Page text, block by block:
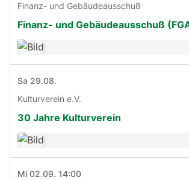
Finanz- und Gebäudeausschuß
Finanz- und Gebäudeausschuß
Sa 29.08.
Kulturverein e.V.
30 Jahre Kulturverein
Mi 02.09. 14:00